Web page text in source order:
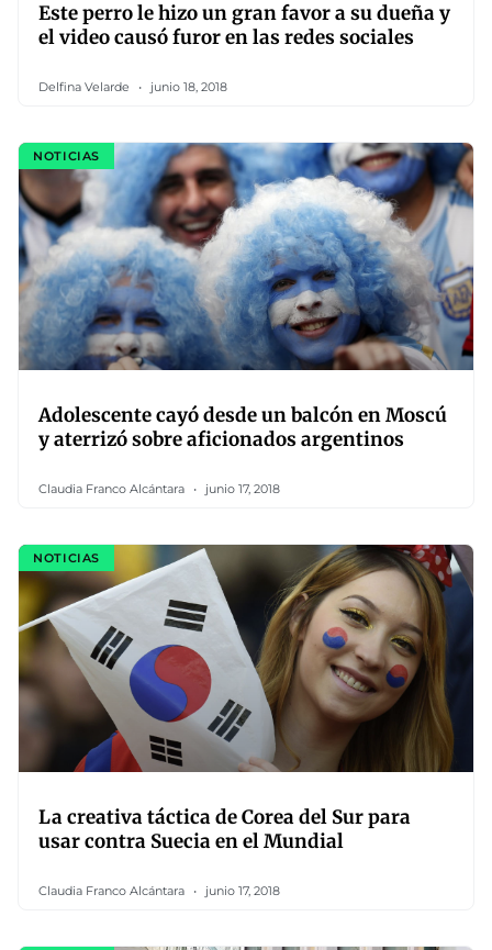
Este perro le hizo un gran favor a su dueña y
el video causó furor en las redes sociales
Delfina Velarde junio 18, 2018
NOTICIAS
Adolescente cayó desde un balcón en Moscú
y aterrizó sobre aficionados argentinos
Claudia Franco Alcántara junio 17, 2018
NOTICIAS
La creativa táctica de Corea del Sur para
usar contra Suecia en el Mundial
Claudia Franco Alcántara junio 17, 2018